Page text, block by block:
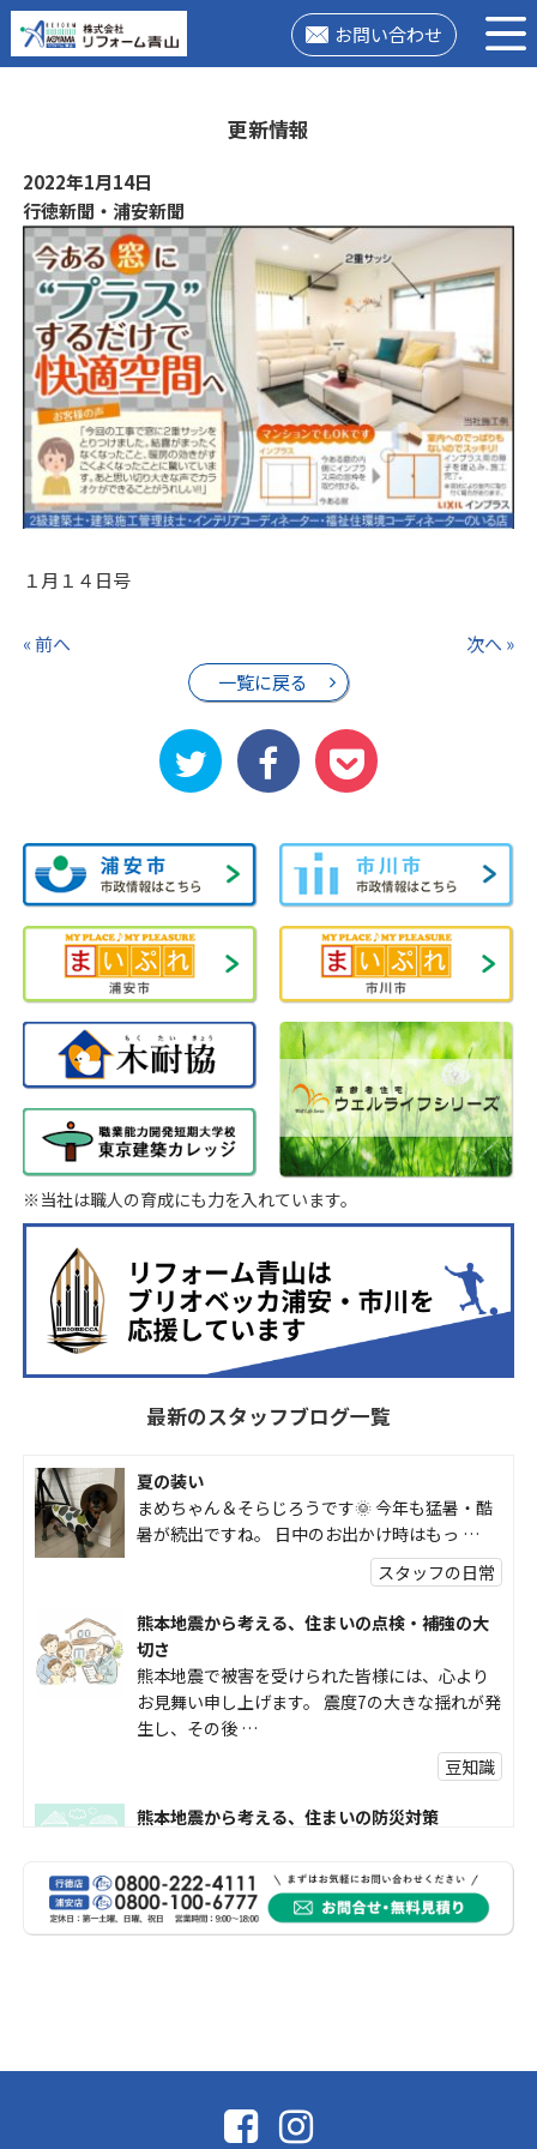
お問い合わせ
更新情報
2022年1月14日
行徳新聞・浦安新聞
１月１４日号
« 前へ
一覧に戻る
次へ »
※当社は職人の育成にも力を入れています。
最新のスタッフブログ一覧
夏の装い
まめちゃん＆そらじろうです🌞 今年も猛暑・酷
暑が続出ですね。 日中のお出かけ時はもっ …
スタッフの日常
熊本地震から考える、住まいの点検・補強の大
切さ
熊本地震で被害を受けられた皆様には、心より
お見舞い申し上げます。 震度7の大きな揺れが発
生し、その後 …
豆知識
熊本地震から考える、住まいの防災対策
受けられた皆様に、心よりお見舞い申し上げま
す。 今回の地震 …
社長コラム